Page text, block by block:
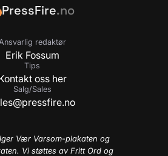
PressFire.no
redaktør
Erik Fossum
Tips
oss her
Salg/Sales
Vær Varsom-plakaten og
Vi støttes av Fritt Ord og